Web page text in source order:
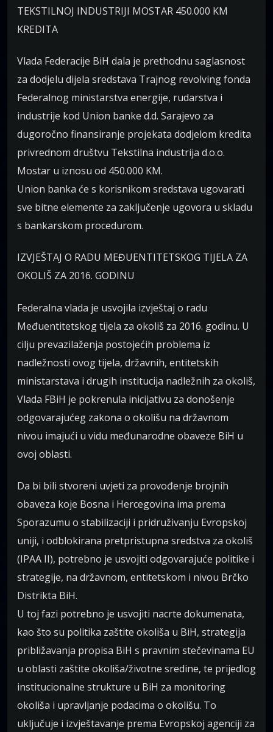
TEKSTILNOJ INDUSTRIJI MOSTAR 450.000 KM
KREDITA
Vlada Federacije BiH dala je prethodnu saglasnost
za dodjelu dijela sredstava Trajnog revolving fonda
Federalnog ministarstva energije, rudarstva i
industrije kod Union banke d.d. Sarajevo za
dugoročno finansiranje projekata dodjelom kredita
privrednom društvu Tekstilna industrija d.o.o.
Mostar u iznosu od 450.000 KM.
Union banka će s korisnikom sredstava ugovarati
sve bitne elemente za zaključenje ugovora u skladu
s bankarskom procedurom.
IZVJEŠTAJ O RADU MEĐUENTITETSKOG TIJELA ZA
OKOLIŠ ZA 2016. GODINU
Federalna vlada je usvojila izvještaj o radu
Međuentitetskog tijela za okoliš za 2016. godinu. U
cilju prevazilaženja postojećih problema iz
nadležnosti ovog tijela, državnih, entitetskih
ministarstava i drugih institucija nadležnih za okoliš,
Vlada FBiH je pokrenula inicijativu za donošenje
odgovarajućeg zakona o okolišu na državnom
nivou imajući u vidu međunarodne obaveze BiH u
ovoj oblasti.
Da bi bili stvoreni uvjeti za provođenje brojnih
obaveza koje Bosna i Hercegovina ima prema
Sporazumu o stabilizaciji i pridruživanju Evropskoj
uniji, i odblokirana pretpristupna sredstva za okoliš
(IPAA II), potrebno je usvojiti odgovarajuće politike i
strategije, na državnom, entitetskom i nivou Brčko
Distrikta BiH.
U toj fazi potrebno je usvojiti nacrte dokumenata,
kao što su politika zaštite okoliša u BiH, strategija
približavanja propisa BiH s pravnim stečevinama EU
u oblasti zaštite okoliša/životne sredine, te prijedlog
institucionalne strukture u BiH za monitoring
okoliša i upravljanje podacima o okolišu. To
uključuje i izvještavanje prema Evropskoj agenciji za